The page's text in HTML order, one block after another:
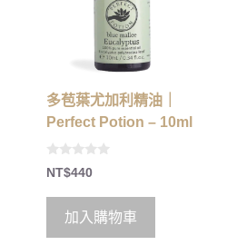
多苞葉尤加利精油｜
Perfect Potion – 10ml
0
o
5
NT$440
加入購物車